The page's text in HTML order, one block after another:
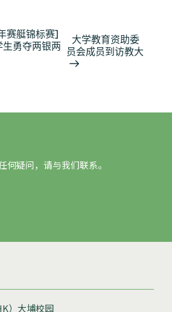
赛艇锦标赛]
勇夺两银两
大学教育资助委
员会成员到访教大
何疑问，请与我们联系。
）大埔校园